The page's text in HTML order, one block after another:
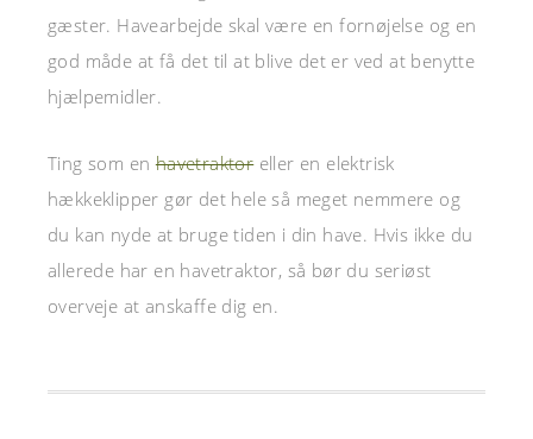
gæster. Havearbejde skal være en fornøjelse og en
god måde at få det til at blive det er ved at benytte
hjælpemidler.
Ting som enhavetraktoreller en elektrisk
hækkeklipper gør det hele så meget nemmere og
du kan nyde at bruge tiden i din have. Hvis ikke du
allerede har en havetraktor, så bør du seriøst
overveje at anskaffe dig en.